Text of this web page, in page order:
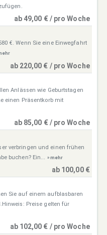
ab 49,00 € / pro Woche
€. Wenn Sie eine Einwegfahrt
ab 220,00 € / pro Woche
Anlässen wie Geburtstagen
einen Präsentkorb mit
ab 85,00 € / pro Woche
verbringen und einen frühen
buchen? Ein...
» mehr
ab 100,00 €
Sie auf einem aufblasbaren
Preise gelten für
ab 102,00 € / pro Woche